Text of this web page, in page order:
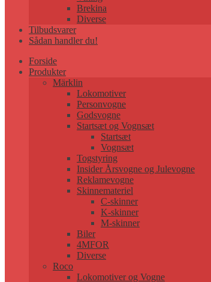
Brekina
Diverse
Tilbudsvarer
Sådan handler du!
Forside
Produkter
Märklin
Lokomotiver
Personvogne
Godsvogne
Startsæt og Vognsæt
Startsæt
Vognsæt
Togstyring
Insider Årsvogne og Julevogne
Reklamevogne
Skinnemateriel
C-skinner
K-skinner
M-skinner
Biler
4MFOR
Diverse
Roco
Lokomotiver og Vogne